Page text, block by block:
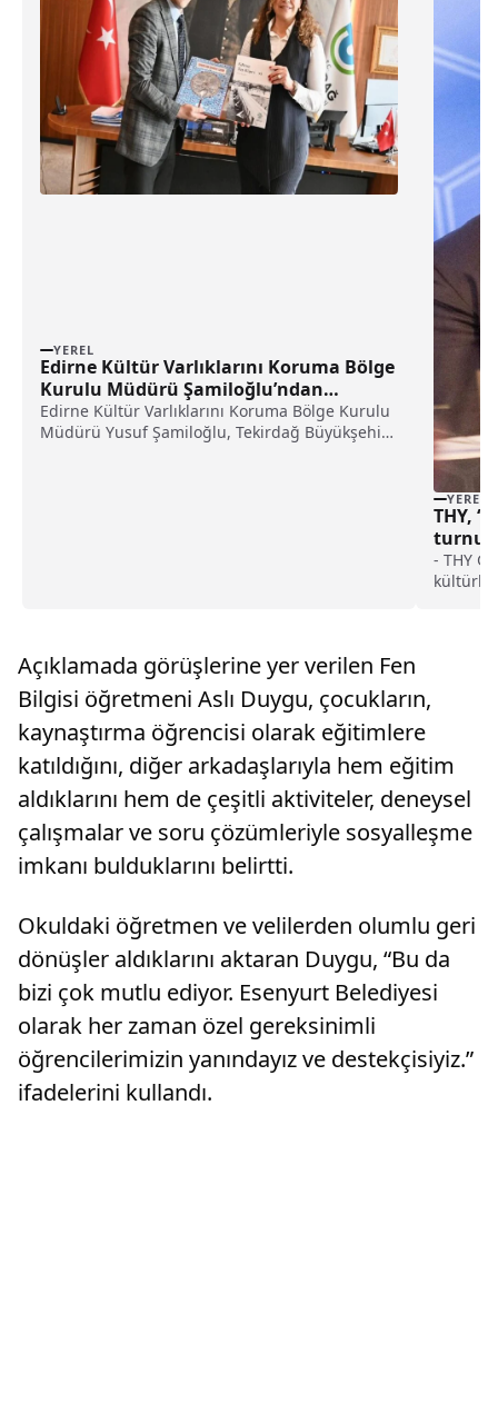
YEREL
Edirne Kültür Varlıklarını Koruma Bölge
Kurulu Müdürü Şamiloğlu’ndan
Yüceer’e ziyaret haberi
Edirne Kültür Varlıklarını Koruma Bölge Kurulu
Müdürü Yusuf Şamiloğlu, Tekirdağ Büyükşehir
YEREL
THY,
- THY
Açıklamada görüşlerine yer verilen Fen
Bilgisi öğretmeni Aslı Duygu, çocukların,
kaynaştırma öğrencisi olarak eğitimlere
katıldığını, diğer arkadaşlarıyla hem eğitim
aldıklarını hem de çeşitli aktiviteler, deneysel
çalışmalar ve soru çözümleriyle sosyalleşme
imkanı bulduklarını belirtti.
Okuldaki öğretmen ve velilerden olumlu geri
dönüşler aldıklarını aktaran Duygu, “Bu da
bizi çok mutlu ediyor. Esenyurt Belediyesi
olarak her zaman özel gereksinimli
öğrencilerimizin yanındayız ve destekçisiyiz.”
ifadelerini kullandı.